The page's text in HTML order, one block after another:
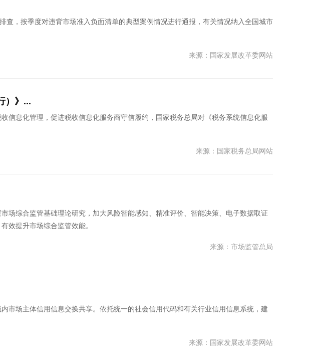
查，按季度对违背市场准入负面清单的典型案例情况进行通报，有关情况纳入全国城市
来源：国家发展改革委网站
）》...
信息化管理，促进税收信息化服务商守信履约，国家税务总局对《税务系统信息化服
来源：国家税务总局网站
场综合监管基础理论研究，加大风险智能感知、精准评价、智能决策、电子数据取证
效提升市场综合监管效能。
来源：市场监管总局
市场主体信用信息交换共享。依托统一的社会信用代码和有关行业信用信息系统，建
来源：国家发展改革委网站